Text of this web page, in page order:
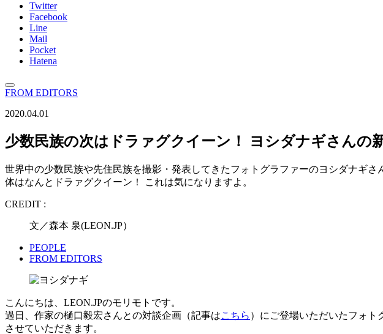
Twitter
Facebook
Line
Mail
Pocket
Hatena
FROM EDITORS
2020.04.01
少数民族の次はドラァグクイーン！ ヨシダナギさんの
世界中の少数民族や先住民族を撮影・発表してきたフォトグラファーのヨシダナギ
体はなんとドラァグクイーン！ これは気になりますよ。
CREDIT :
文／森本 泉(LEON.JP）
PEOPLE
FROM EDITORS
こんにちは、LEON.JPのモリモトです。
過日、作家の樋口毅宏さんとの対談企画（記事はこちら ）にご登場いただいたフォト
させていただきます。